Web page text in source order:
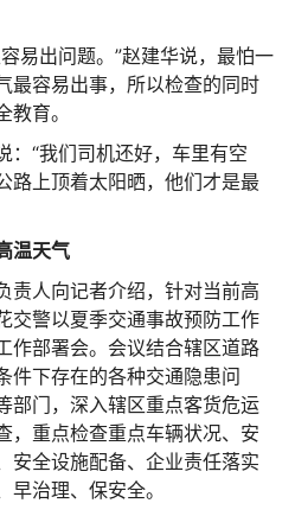
易出问题。”赵建华说，最怕一
最容易出事，所以检查的同时
育。
：“我们司机还好，车里有空
路上顶着太阳晒，他们才是最
温天气
责人向记者介绍，针对当前高
交警以夏季交通事故预防工作
作部署会。会议结合辖区道路
件下存在的各种交通隐患问
部门，深入辖区重点客货危运
，重点检查重点车辆状况、安
安全设施配备、企业责任落实
治理、保安全。